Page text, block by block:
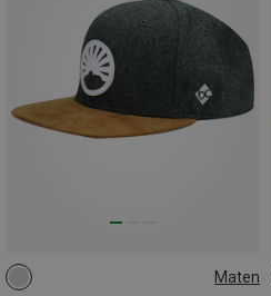
Maten
ONE SIZE